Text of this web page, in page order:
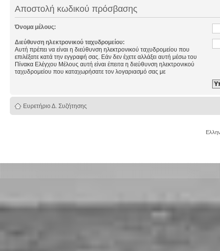
Αποστολή κωδικού πρόσβασης
Όνομα μέλους:
Διεύθυνση ηλεκτρονικού ταχυδρομείου:
Αυτή πρέπει να είναι η διεύθυνση ηλεκτρονικού ταχυδρομείου που
επιλέξατε κατά την εγγραφή σας. Εάν δεν έχετε αλλάξει αυτή μέσω του
Πίνακα Ελέγχου Μέλους αυτή είναι έπειτα η διεύθυνση ηλεκτρονικού
ταχυδρομείου που καταχωρήσατε τον λογαριασμό σας με
Ευρετήριο Δ. Συζήτησης